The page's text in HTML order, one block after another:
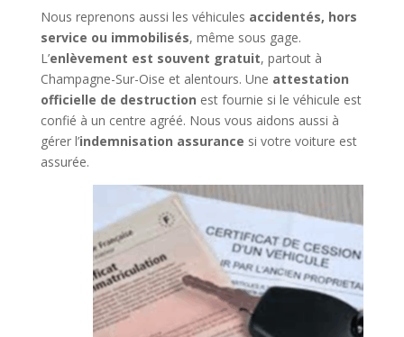
Nous reprenons aussi les véhicules accidentés, hors
service ou immobilisés, même sous gage.
L’enlèvement est souvent gratuit, partout à
Champagne-Sur-Oise et alentours. Une attestation
officielle de destruction est fournie si le véhicule est
confié à un centre agréé. Nous vous aidons aussi à
gérer l’indemnisation assurance si votre voiture est
assurée.